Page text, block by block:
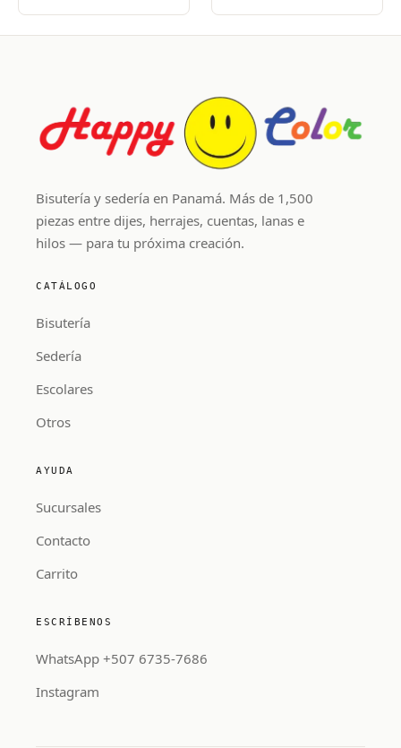
Bisutería y sedería en Panamá. Más de 1,500
piezas entre dijes, herrajes, cuentas, lanas e
hilos — para tu próxima creación.
CATÁLOGO
Bisutería
Sedería
Escolares
Otros
AYUDA
Sucursales
Contacto
Carrito
ESCRÍBENOS
WhatsApp +507 6735-7686
Instagram